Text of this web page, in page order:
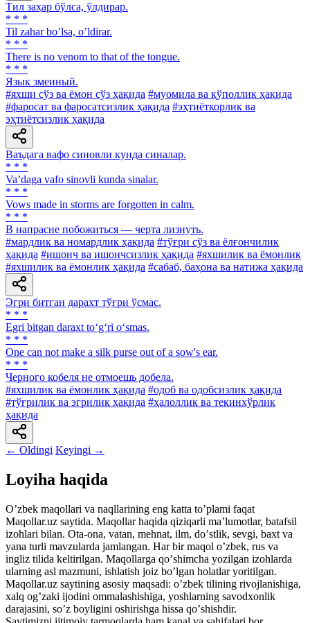
Тил заҳар бўлса, ўлдирар.
* * *
Til zahar boʼlsa, oʼldirar.
* * *
There is no venom to that of the tongue.
* * *
Язык змеиный.
#яхши сўз ва ёмон сўз ҳақида #муомила ва қўполлик ҳақида
#фаросат ва фаросатсизлик ҳақида #эҳтиёткорлик ва
эҳтиётсизлик ҳақида
Ваъдага вафо синовли кунда синалар.
* * *
Va’daga vafo sinovli kunda sinalar.
* * *
Vows made in storms are forgotten in calm.
* * *
В напрасне побожиться — черта лизнуть.
#мардлик ва номардлик ҳақида #тўғри сўз ва ёлғончилик
ҳақида #ишонч ва ишончсизлик ҳақида #яхшилик ва ёмонлик
#яхшилик ва ёмонлик ҳақида #сабаб, баҳона ва натижа ҳақида
Эгри битган дарахт тўғри ўсмас.
* * *
Egri bitgan daraxt to‘g‘ri o‘smas.
* * *
One can not make a silk purse out of a sow's ear.
* * *
Черного кобеля не отмоешь добела.
#яхшилик ва ёмонлик ҳақида #одоб ва одобсизлик ҳақида
#тўғрилик ва эгрилик ҳақида #ҳалоллик ва текинхўрлик
ҳақида
← Oldingi Keyingi →
Loyiha haqida
Oʼzbek maqollari va naqllarining eng katta toʼplami faqat
Maqollar.uz saytida. Maqollar haqida qiziqarli maʼlumotlar, batafsil
izohlari bilan. Ota-ona, vatan, mehnat, ilm, doʼstlik, sevgi, baxt va
yana turli mavzularda jamlangan. Har bir maqol oʼzbek, rus va
ingliz tilida keltirilgan. Maqollarga qoʼshimcha yozilgan izohlarda
ularning asl mazmuni, ishlatish joiz boʼlgan holatlar yoritilgan.
Maqollar.uz saytining asosiy maqsadi: oʼzbek tilining rivojlanishiga,
xalq ogʼzaki ijodini ommalashishiga, yoshlarning savodxonlik
darajasini, soʼz boyligini oshirishga hissa qoʼshishdir.